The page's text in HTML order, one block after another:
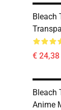
Bleach
€
Bleach
Anime